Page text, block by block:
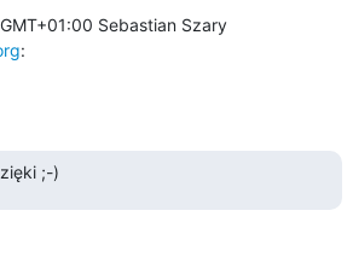
2014-10-31 15:15 GMT+01:00 Sebastian Szary
:
;-)